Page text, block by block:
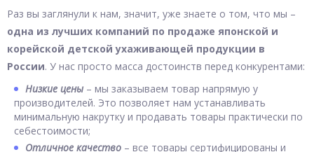
Раз вы заглянули к нам, значит, уже знаете о том, что мы –
одна из лучших компаний по продаже японской и
корейской детской ухаживающей продукции в
России. У нас просто масса достоинств перед конкурентами:
Низкие цены – мы заказываем товар напрямую у
производителей. Это позволяет нам устанавливать
минимальную накрутку и продавать товары практически по
себестоимости;
Отличное качество – все товары сертифицированы и